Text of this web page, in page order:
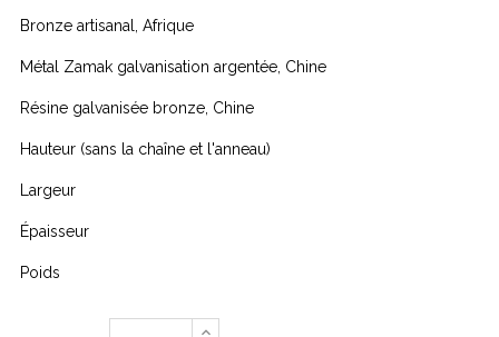
Bronze artisanal, Afrique
Métal Zamak galvanisation argentée, Chine
Résine galvanisée bronze, Chine
Hauteur (sans la chaîne et l'anneau)
Largeur
Épaisseur
Poids